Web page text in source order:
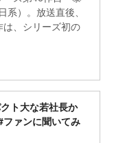
）。放送直後、
、シリーズ初の
ト大な若社長か
ファンに聞いてみ